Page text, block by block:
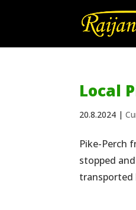
Local
20.8.2024 |
Pike-Perch
stopped
transported